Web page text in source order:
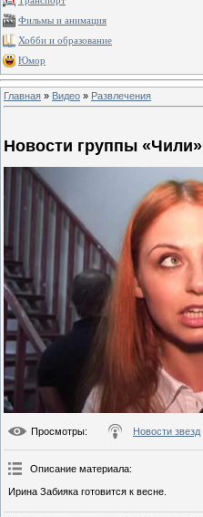
Фильмы и анимация
Хобби и образование
Юмор
Главная » Видео » Развлечения
Новости группы «Чили»
Просмотры: Новости звезд
Описание материала:
Ирина Забияка готовится к весне.